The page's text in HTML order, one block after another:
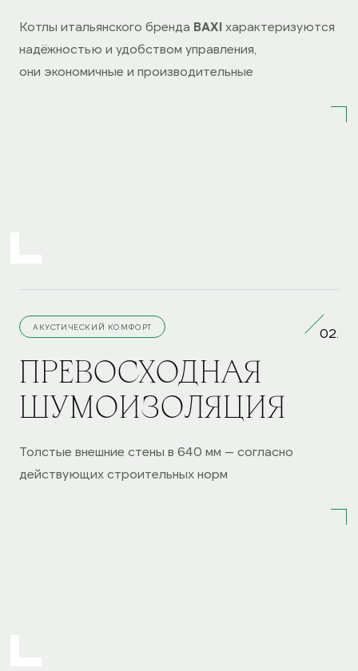
Котлы итальянского бренда BAXI характеризуются
надёжностью и удобством управления,
они экономичные и производительные
02.
АКУСТИЧЕСКИЙ КОМФОРТ
ПРЕВОСХОДНАЯ
ШУМОИЗОЛЯЦИЯ
Толстые внешние стены в 640 мм — согласно
действующих строительных норм